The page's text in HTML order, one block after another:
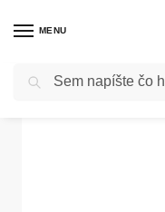
MENU
Domov Záhradné a iné náradie